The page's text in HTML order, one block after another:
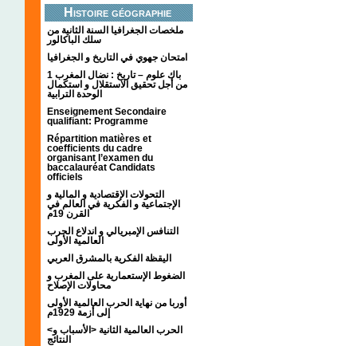
Histoire géographie
ملخصات الجغرافيا السنة الثانية من
سلك الباكالور
امتحان جهوي في التاريخ و الجغرافيا
1 باك علوم – تاريخ : نضال المغرب
من أجل تحقيق الاستقلال و استكمال
الوحدة الترابية
Enseignement Secondaire
qualifiant: Programme
Répartition matières et
coefficients du cadre
organisant l’examen du
baccalauréat Candidats
officiels
التحولات الإقتصادية و المالية و
الإجتماعية و الفكرية في العالم في
القرن 19م
التنافس الإمبريالي و اندلاع الحرب
العالمية الأولى
اليقظة الفكرية بالمشرق العربي
الضغوط الإستعمارية على المغرب و
محاولات الإصلاح
أوربا من نهاية الحرب العالمية الأولى
إلى أزمة 1929م
<الحرب العالمية الثانية <الأسباب و
النتائج